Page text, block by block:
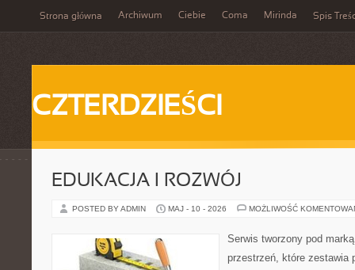
Strona główna Archiwum Ciebie Coma Mirinda Spis
CZTERDZIEŚCI
EDUKACJA I ROZWÓJ
POSTED BY ADMIN MAJ - 10 - 2026 MOŻLIWOŚĆ
Serwis tworzony pod
przestrzeń, które zestawia